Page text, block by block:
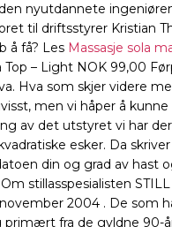
nyutdannete
til driftsstyrer Kristian
å få? Les Massasje sola
Top – Light NOK 99,00
Hva som skjer videre
men vi håper å
av det utstyret vi har
esker. Da
din og grad av hast
stillasspesialisten STILL
2004 . De som
primært fra de gyldne 90-